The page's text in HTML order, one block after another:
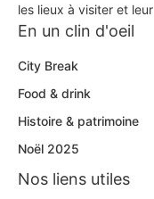
les lieux à visiter et leur
En un clin d'oeil
City Break
Food & drink
Histoire & patrimoine
Noël 2025
Nos liens utiles